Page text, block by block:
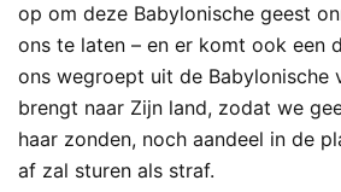
op om deze Babylonische geest
ons te laten – en er komt ook een
ons wegroept uit de Babylonische
brengt naar Zijn land, zodat we
haar zonden, noch aandeel in de
af zal sturen als straf.